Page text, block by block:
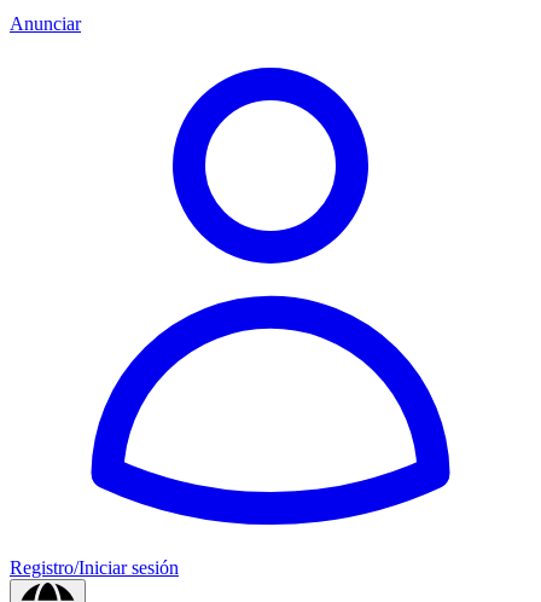
Anunciar
Registro/Iniciar sesión